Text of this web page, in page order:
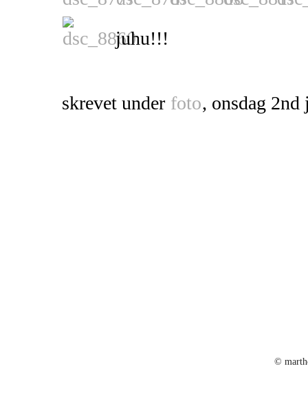
juhu!!!
skrevet under foto, onsdag 2nd
©